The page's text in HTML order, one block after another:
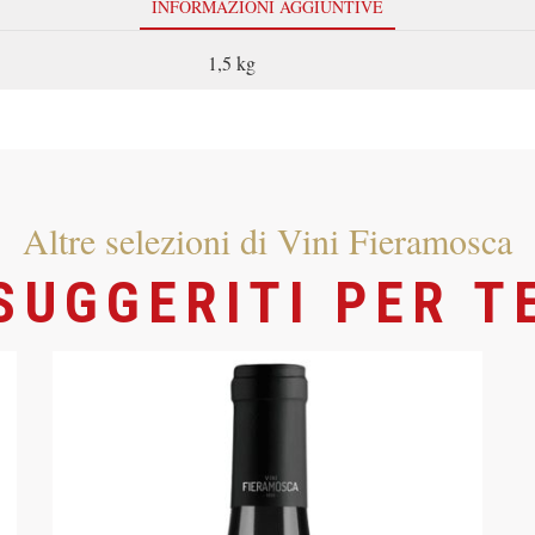
INFORMAZIONI AGGIUNTIVE
1,5 kg
Altre selezioni di Vini Fieramosca
PER